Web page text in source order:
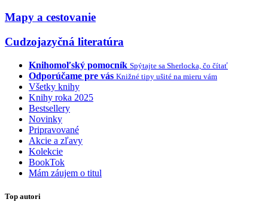
Mapy a cestovanie
Cudzojazyčná literatúra
Knihomoľský pomocník Spýtajte sa Sherlocka, čo čítať
Odporúčame pre vás Knižné tipy ušité na mieru vám
Všetky knihy
Knihy roka 2025
Bestsellery
Novinky
Pripravované
Akcie a zľavy
Kolekcie
BookTok
Mám záujem o titul
Top autori